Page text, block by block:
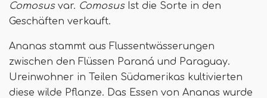
Comosusvar. Comosus Ist die Sorte in den
Geschäften verkauft.
Ananas stammt aus Flussentwässerungen
zwischen den Flüssen Paraná und Paraguay.
Ureinwohner in Teilen Südamerikas kultivierten
diese wilde Pflanze. Das Essen von Ananas wurde